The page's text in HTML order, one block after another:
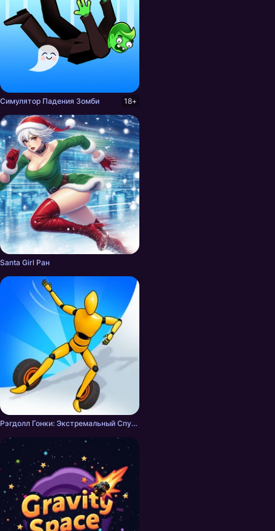
Симулятор Падения Зомби 18+
Santa Girl Ран
Рэгдолл Гонки: Экстремальный Спуск!